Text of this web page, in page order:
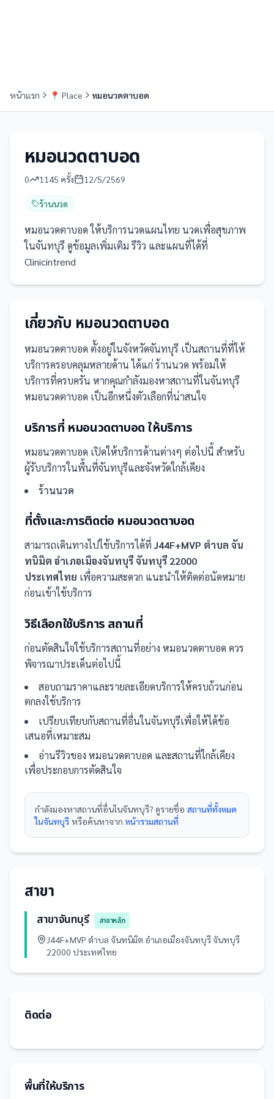
หน้าแรก 📍 Place หมอนวดตาบอด
หมอนวดตาบอด
0 1145 ครั้ง 12/5/2569
ร้านนวด
หมอนวดตาบอด ให้บริการนวดแผนไทย นวดเพื่อสุขภาพ
ในจันทบุรี ดูข้อมูลเพิ่มเติม รีวิว และแผนที่ได้ที่
Clinicintrend
เกี่ยวกับ หมอนวดตาบอด
หมอนวดตาบอด ตั้งอยู่ในจังหวัดจันทบุรี เป็นสถานที่ที่ให้
บริการครอบคลุมหลายด้าน ได้แก่ ร้านนวด พร้อมให้
บริการที่ครบครัน หากคุณกำลังมองหาสถานที่ในจันทบุรี
หมอนวดตาบอด เป็นอีกหนึ่งตัวเลือกที่น่าสนใจ
บริการที่ หมอนวดตาบอด ให้บริการ
หมอนวดตาบอด เปิดให้บริการด้านต่างๆ ต่อไปนี้ สำหรับ
ผู้รับบริการในพื้นที่จันทบุรีและจังหวัดใกล้เคียง
ร้านนวด
ที่ตั้งและการติดต่อ หมอนวดตาบอด
สามารถเดินทางไปใช้บริการได้ที่J44F+MVP ตำบล จัน
ทนิมิต อำเภอเมืองจันทบุรี จันทบุรี 22000
ประเทศไทย เพื่อความสะดวก แนะนำให้ติดต่อนัดหมาย
ก่อนเข้าใช้บริการ
วิธีเลือกใช้บริการ สถานที่
ก่อนตัดสินใจใช้บริการสถานที่อย่าง หมอนวดตาบอด ควร
พิจารณาประเด็นต่อไปนี้
สอบถามราคาและรายละเอียดบริการให้ครบถ้วนก่อน
ตกลงใช้บริการ
เปรียบเทียบกับสถานที่อื่นในจันทบุรีเพื่อให้ได้ข้อ
เสนอที่เหมาะสม
อ่านรีวิวของ หมอนวดตาบอด และสถานที่ใกล้เคียง
เพื่อประกอบการตัดสินใจ
กำลังมองหาสถานที่อื่นในจันทบุรี? ดูรายชื่อ สถานที่ทั้งหมด
ในจันทบุรี หรือค้นหาจาก หน้ารวมสถานที่
สาขา
สาขาจันทบุรี
สาขาหลัก
J44F+MVP ตำบล จันทนิมิต อำเภอเมืองจันทบุรี จันทบุรี
22000 ประเทศไทย
ติดต่อ
พื้นที่ให้บริการ